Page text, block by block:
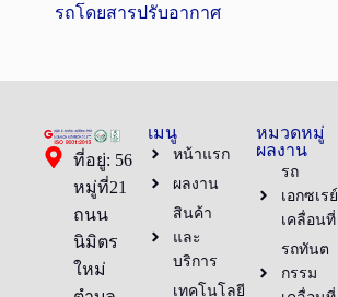
รถโดยสารปรับอากาศ
ที่อยู่: 56
หมู่ที่21
ถนน
นิมิตร
ใหม่
เมนู
หน้าแรก
ผลงาน
สินค้า
และ
บริการ
เทคโนโลยี
หมวดหมู่
ผลงาน
รถ
เอกซเรย์
เคลื่อนที่
รถทันต
กรรม